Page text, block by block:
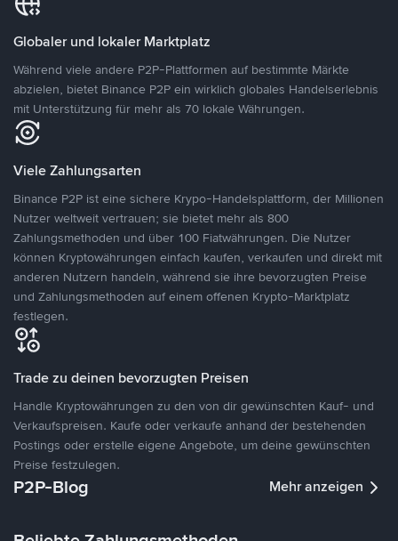
Globaler und lokaler Marktplatz
Während viele andere P2P-Plattformen auf bestimmte Märkte
abzielen, bietet Binance P2P ein wirklich globales Handelserlebnis
mit Unterstützung für mehr als 70 lokale Währungen.
Viele Zahlungsarten
Binance P2P ist eine sichere Krypo-Handelsplattform, der Millionen
Nutzer weltweit vertrauen; sie bietet mehr als 800
Zahlungsmethoden und über 100 Fiatwährungen. Die Nutzer
können Kryptowährungen einfach kaufen, verkaufen und direkt mit
anderen Nutzern handeln, während sie ihre bevorzugten Preise
und Zahlungsmethoden auf einem offenen Krypto-Marktplatz
festlegen.
Trade zu deinen bevorzugten Preisen
Handle Kryptowährungen zu den von dir gewünschten Kauf- und
Verkaufspreisen. Kaufe oder verkaufe anhand der bestehenden
Postings oder erstelle eigene Angebote, um deine gewünschten
Preise festzulegen.
P2P-Blog Mehr anzeigen